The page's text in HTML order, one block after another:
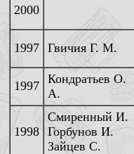
2000
1997 Гвичия Г. М.
1997 Кондратьев О.
А.
1998
Смиренный И.
Горбунов И.
Зайцев С.